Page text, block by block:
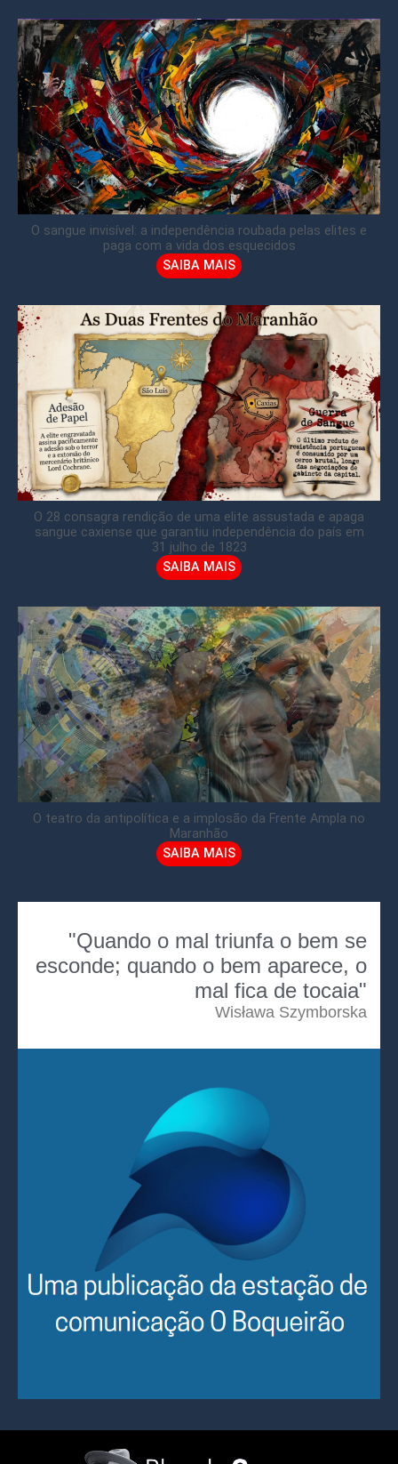
O sangue invisível: a independência roubada pelas elites e
paga com a vida dos esquecidos
SAIBA MAIS
O 28 consagra rendição de uma elite assustada e apaga
sangue caxiense que garantiu independência do país em
31 julho de 1823
SAIBA MAIS
O teatro da antipolítica e a implosão da Frente Ampla no
Maranhão
SAIBA MAIS
"Quando o mal triunfa o bem se
esconde; quando o bem aparece, o
mal fica de tocaia"
Wisława Szymborska